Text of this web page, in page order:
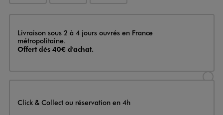
Livraison
Livraison sous 2 à 4 jours ouvrés en France
métropolitaine.
Offert dès 40€ d'achat.
Click & Collect ou réservation en 4h